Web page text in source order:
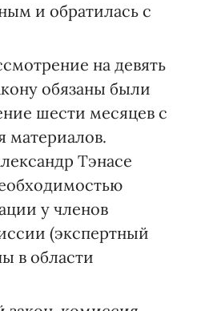
и обратилась с
на девять
обязаны были
шести месяцев с
материалов.
Тэнасе
у членов
(экспертный
в области